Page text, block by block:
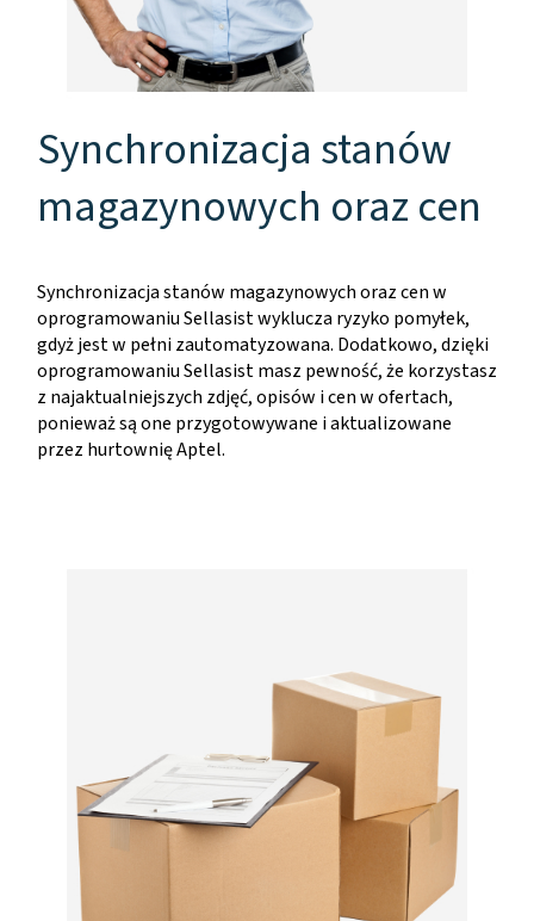
Synchronizacja stanów
magazynowych oraz cen
Synchronizacja stanów magazynowych oraz cen w
oprogramowaniu Sellasist wyklucza ryzyko pomyłek,
gdyż jest w pełni zautomatyzowana. Dodatkowo, dzięki
oprogramowaniu Sellasist masz pewność, że korzystasz
z najaktualniejszych zdjęć, opisów i cen w ofertach,
ponieważ są one przygotowywane i aktualizowane
przez hurtownię Aptel.